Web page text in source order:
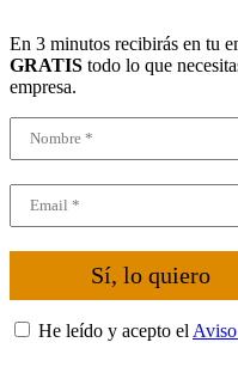
En 3 minutos recibirás en tu
GRATIS todo lo que
empresa.
Sí, lo quiero
He leído y acepto el